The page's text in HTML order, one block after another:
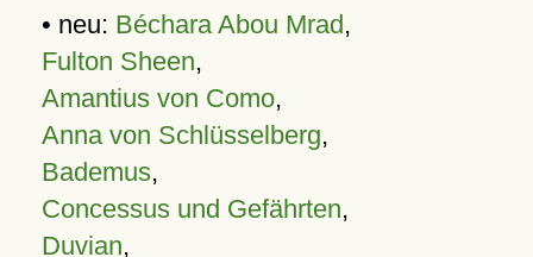
• neu: Béchara Abou Mrad,
Fulton Sheen,
Amantius von Como,
Anna von Schlüsselberg,
Bademus,
Concessus und Gefährten,
Duvian,